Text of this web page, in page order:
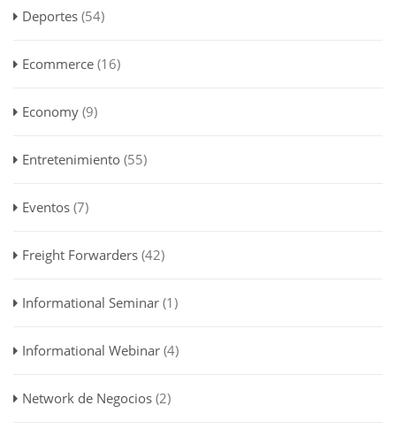
Deportes (54)
Ecommerce (16)
Economy (9)
Entretenimiento (55)
Eventos (7)
Freight Forwarders (42)
Informational Seminar (1)
Informational Webinar (4)
Network de Negocios (2)